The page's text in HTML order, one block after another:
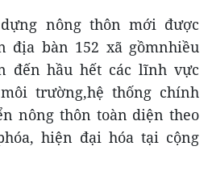
nông thôn mới được
bàn 152 xã gồmnhiều
đến hầu hết các lĩnh vực
trường,hệ thống chính
nông thôn toàn diện theo
hiện đại hóa tại cộng